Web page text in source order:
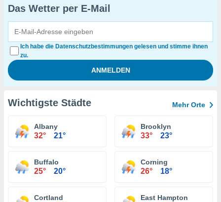
Das Wetter per E-Mail
Ich habe die Datenschutzbestimmungen gelesen und stimme ihnen
zu.
Wichtigste Städte Mehr Orte
Albany
32° 21°
Brooklyn
33° 23°
Buffalo
25° 20°
Corning
26° 18°
Cortland East Hampton